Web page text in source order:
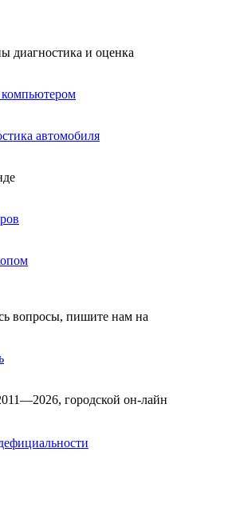
диагностика и оценка
автомобиля
вопросы, пишите нам на
городской он-лайн